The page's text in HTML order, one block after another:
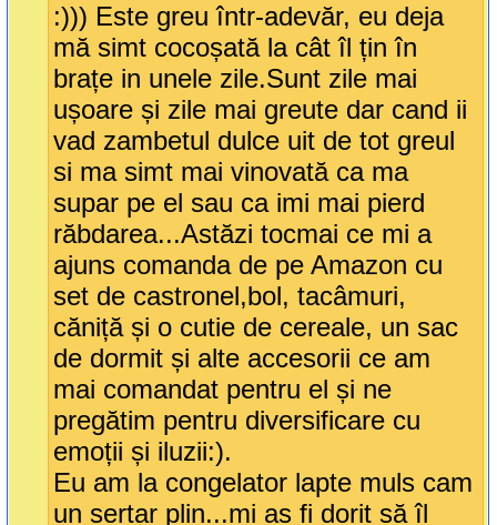
:))) Este greu într-adevăr, eu deja
mă simt cocoșată la cât îl țin în
brațe in unele zile.Sunt zile mai
ușoare și zile mai greute dar cand ii
vad zambetul dulce uit de tot greul
si ma simt mai vinovată ca ma
supar pe el sau ca imi mai pierd
răbdarea...Astăzi tocmai ce mi a
ajuns comanda de pe Amazon cu
set de castronel,bol, tacâmuri,
căniță și o cutie de cereale, un sac
de dormit și alte accesorii ce am
mai comandat pentru el și ne
pregătim pentru diversificare cu
emoții și iluzii:).
Eu am la congelator lapte muls cam
un sertar plin...mi as fi dorit să îl